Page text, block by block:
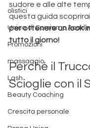
olistici
Unica di Corsiamo
Promozioni
massaggio
Lash
Beauty Coaching
Crescita personale
sudore e alle alte
questa guida scoprirai
per ottenere un look
tutto il giorno!
Perché il
Scioglie con il